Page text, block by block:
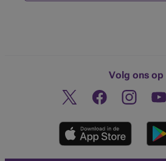
Volg ons op
Twitter FacebookInstagram